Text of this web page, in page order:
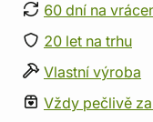
60 dní na
20 let na trhu
Vlastní výroba
Vždy pečlivě